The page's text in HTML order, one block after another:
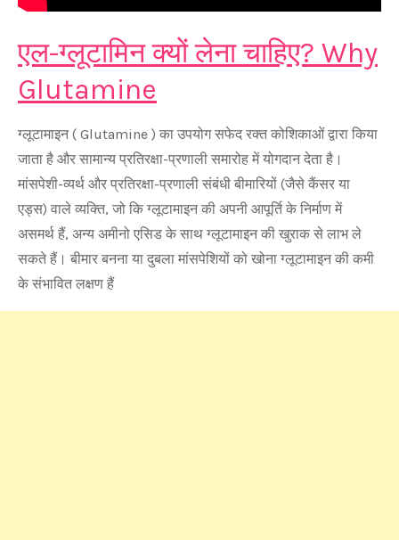
एल-ग्लूटामिन क्यों लेना चाहिए? Why
Glutamine
ग्लूटामाइन ( Glutamine ) का उपयोग सफेद रक्त कोशिकाओं द्वारा किया
जाता है और सामान्य प्रतिरक्षा-प्रणाली समारोह में योगदान देता है।
मांसपेशी-व्यर्थ और प्रतिरक्षा-प्रणाली संबंधी बीमारियों (जैसे कैंसर या
एड्स) वाले व्यक्ति, जो कि ग्लूटामाइन की अपनी आपूर्ति के निर्माण में
असमर्थ हैं, अन्य अमीनो एसिड के साथ ग्लूटामाइन की खुराक से लाभ ले
सकते हैं। बीमार बनना या दुबला मांसपेशियों को खोना ग्लूटामाइन की कमी
के संभावित लक्षण हैं